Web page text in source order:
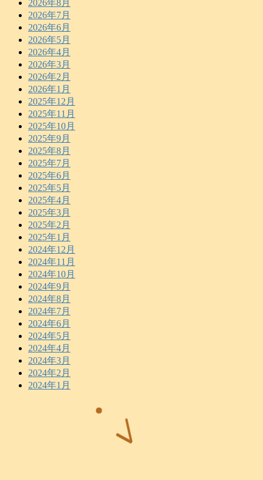
2026年8月
2026年7月
2026年6月
2026年5月
2026年4月
2026年3月
2026年2月
2026年1月
2025年12月
2025年11月
2025年10月
2025年9月
2025年8月
2025年7月
2025年6月
2025年5月
2025年4月
2025年3月
2025年2月
2025年1月
2024年12月
2024年11月
2024年10月
2024年9月
2024年8月
2024年7月
2024年6月
2024年5月
2024年4月
2024年3月
2024年2月
2024年1月